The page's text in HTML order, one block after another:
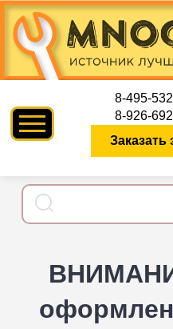
8-495-
8-926-
Заказать